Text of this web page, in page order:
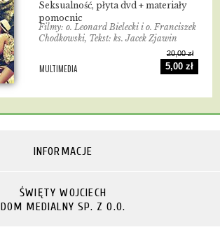
Seksualność, płyta dvd + materiały
pomocnic
Filmy: o. Leonard Bielecki i o. Franciszek
Chodkowski, Tekst: ks. Jacek Zjawin
MULTIMEDIA
20,00 zł
5,00 zł
INFORMACJE
ŚWIĘTY WOJCIECH
DOM MEDIALNY SP. Z O.O.